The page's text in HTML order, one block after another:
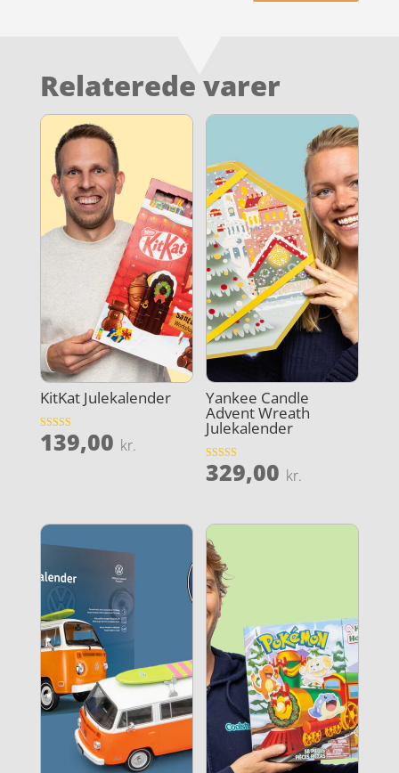
Relaterede varer
KitKat Julekalender
Vurderet
3.9
139,00 kr.
Yankee Candle
Advent Wreath
Julekalender
Vurderet
5
329,00 kr.